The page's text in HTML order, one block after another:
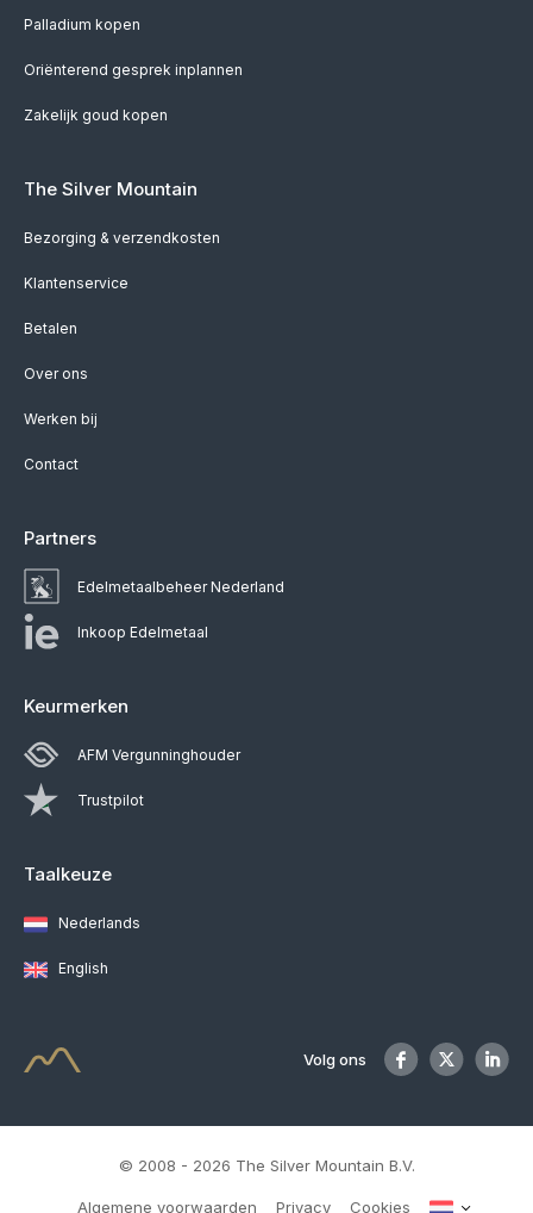
Palladium kopen
Oriënterend gesprek inplannen
Zakelijk goud kopen
The Silver Mountain
Bezorging & verzendkosten
Klantenservice
Betalen
Over ons
Werken bij
Contact
Partners
Edelmetaalbeheer Nederland
Inkoop Edelmetaal
Keurmerken
AFM Vergunninghouder
Trustpilot
Taalkeuze
Nederlands
English
Volg ons
© 2008 - 2026 The Silver Mountain B.V.
Algemene voorwaarden Privacy Cookies